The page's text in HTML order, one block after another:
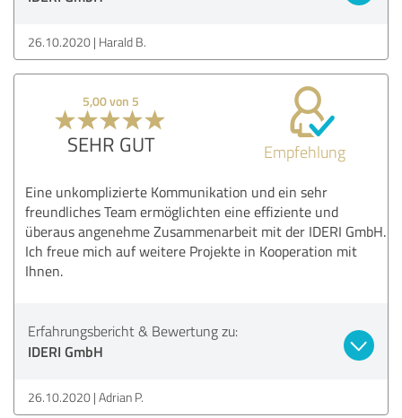
26.10.2020 Harald B.
5,00 von 5
SEHR GUT Empfehlung
Eine unkomplizierte Kommunikation und ein sehr
freundliches Team ermöglichten eine effiziente und
überaus angenehme Zusammenarbeit mit der IDERI GmbH.
Ich freue mich auf weitere Projekte in Kooperation mit
Ihnen.
Erfahrungsbericht & Bewertung zu:
IDERI GmbH
26.10.2020 Adrian P.